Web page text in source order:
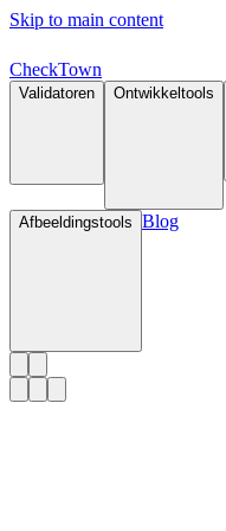
Skip to main content
CheckTown
Validatoren Ontwikkeltools
Afbeeldingstools Blog